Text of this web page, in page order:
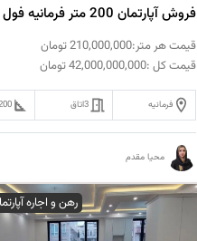
قیمت هر متر:210,000,000تومان
قیمت کل :42,000,000,000تومان
فرمانیه 3اتاق
محیا مقدم
رهن و اجاره